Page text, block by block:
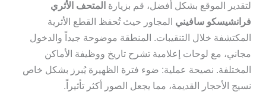
لتقدير الموقع بشكل أفضل، قم بزيارة المتحف الأثري
فرانشيسكو سافيني المجاور حيث تُحفظ القطع الأثرية
المكتشفة خلال التنقيبات. المنطقة موضوحة جيداً والدخول
مجاني، مع لوحات إعلامية تشرح تاريخ ووظيفة الأماكن
المختلفة. نصيحة عملية: ضوء فترة الظهيرة يُبرز بشكل خاص
نسيج الأحجار القديمة، مما يجعل الصور أكثر تأثيراً.